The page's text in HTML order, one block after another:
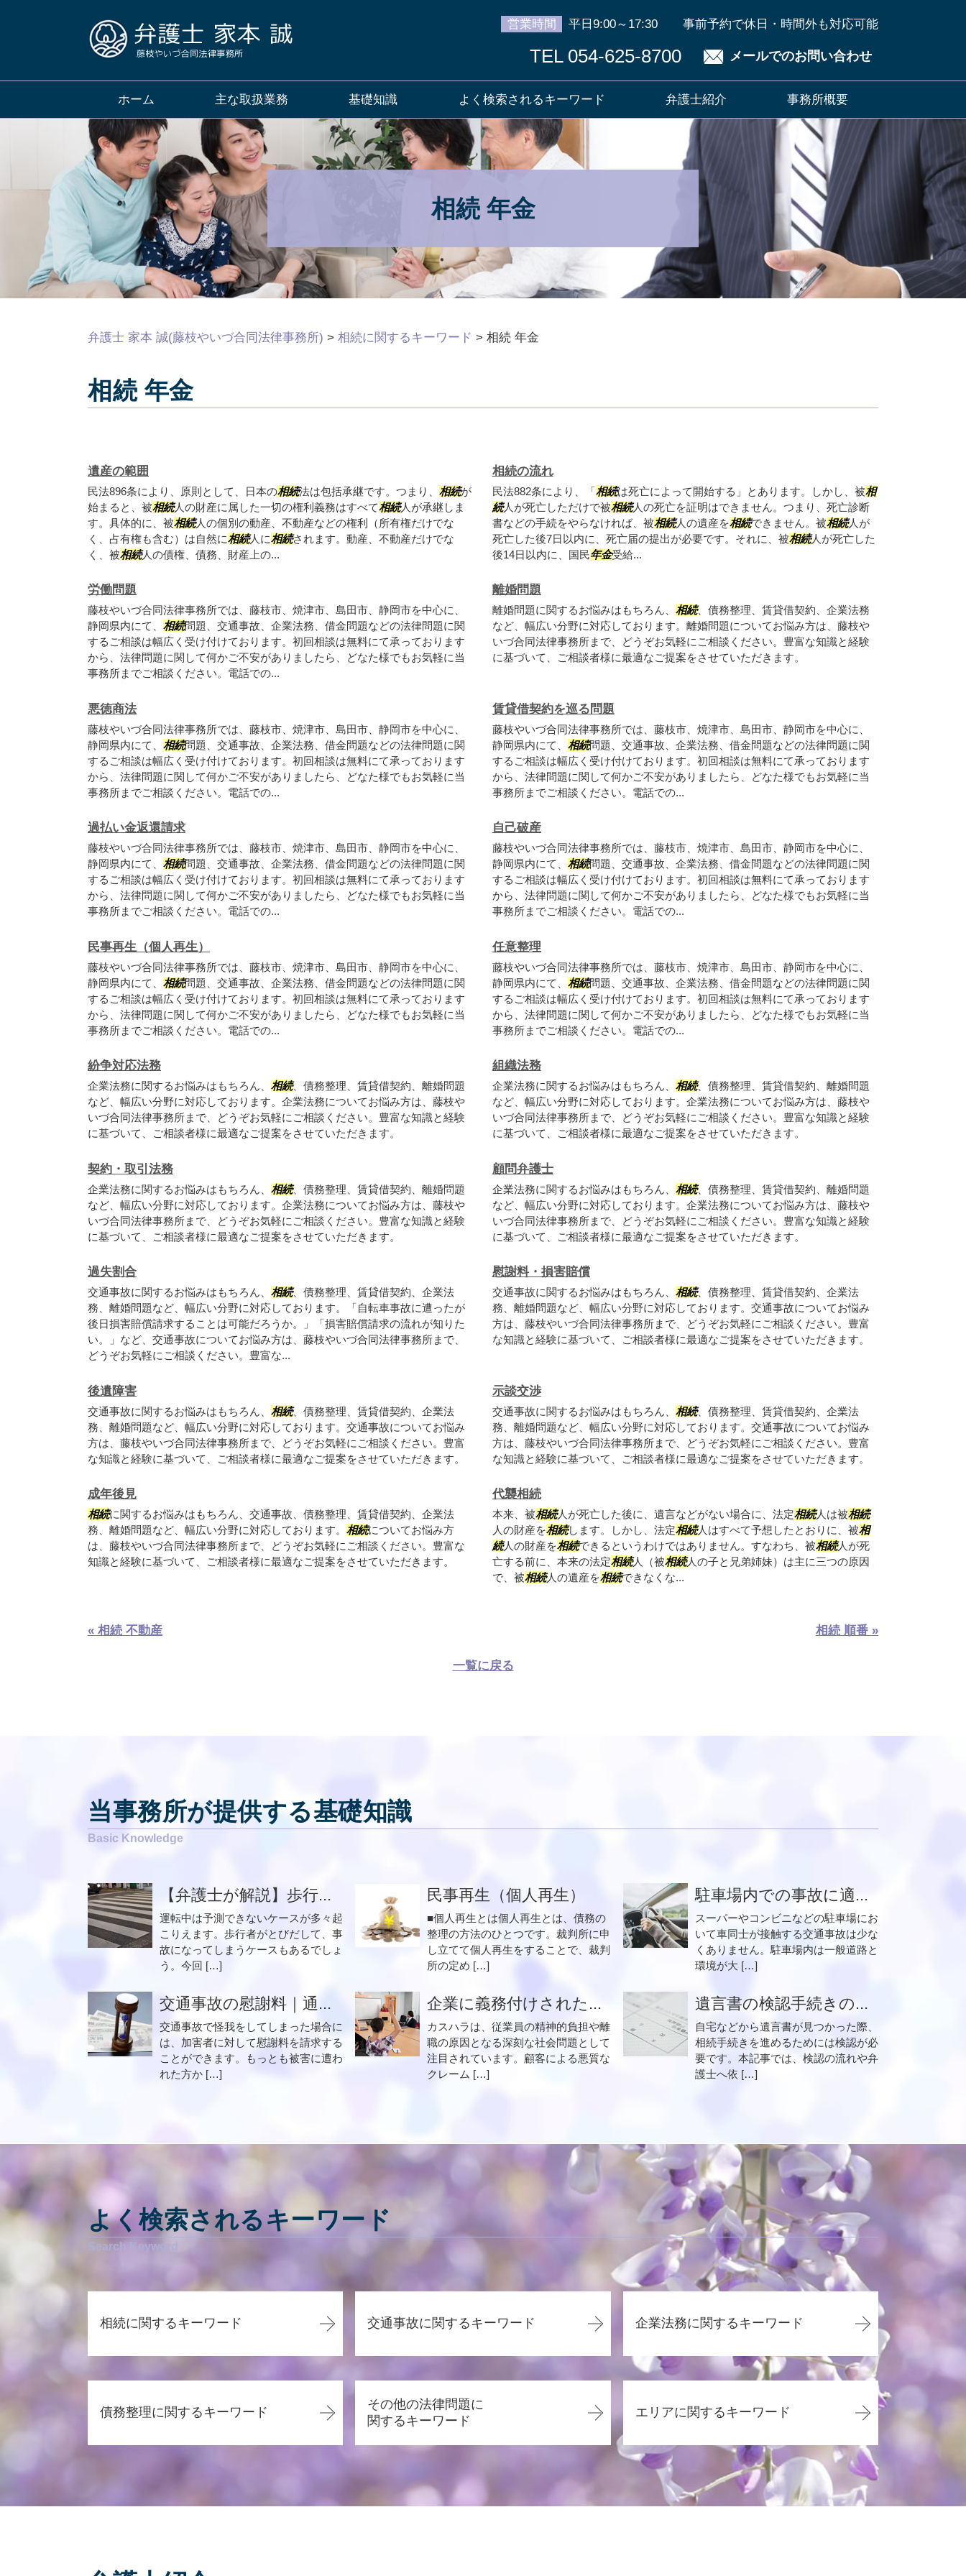
相続 年金
営業時間 平日9:00～17:30 事前予約で休日・時間外も対応可能
TEL 054-625-8700 メールでのお問い合わせ
ホーム 主な取扱業務 基礎知識 よく検索されるキーワード 弁護士紹介 事務所概要
弁護士 家本 誠(藤枝やいづ合同法律事務所) > 相続に関するキーワード > 相続 年金
相続 年金
遺産の範囲
民法896条により、原則として、日本の相続法は包括承継です。つまり、 相続が
始まると、被相続人の財産に属した一切の権利義務はすべて相続人が承継しま
す。具体的に、被相続人の個別の動産、不動産などの権利（所有権だけでな
く、占有権も含む）は自然に相続人に相続されます。動産、不動産だけでな
く、被相続人の債権、債務、財産上の...
相続の流れ
民法882条により、「相続は死亡によって開始する」とあります。しかし、被相
続人が死亡しただけで被相続人の死亡を証明はできません。つまり、死亡診断
書などの手続をやらなければ、被相続人の遺産を相続できません。被相続人が
死亡した後7日以内に、死亡届の提出が必要です。それに、被相続人が死亡した
後14日以内に、国民年金受給...
労働問題
藤枝やいづ合同法律事務所では、藤枝市、焼津市、島田市、静岡市を中心に、
静岡県内にて、 相続問題、交通事故、企業法務、借金問題などの法律問題に関
するご相談は幅広く受け付けております。初回相談は無料にて承っております
から、法律問題に関して何かご不安がありましたら、どなた様でもお気軽に当
事務所までご相談ください。電話での...
離婚問題
離婚問題に関するお悩みはもちろん、 相続、債務整理、賃貸借契約、企業法務
など、幅広い分野に対応しております。離婚問題についてお悩み方は、藤枝や
いづ合同法律事務所まで、どうぞお気軽にご相談ください。豊富な知識と経験
に基づいて、ご相談者様に最適なご提案をさせていただきます。
悪徳商法
藤枝やいづ合同法律事務所では、藤枝市、焼津市、島田市、静岡市を中心に、
静岡県内にて、 相続問題、交通事故、企業法務、借金問題などの法律問題に関
するご相談は幅広く受け付けております。初回相談は無料にて承っております
から、法律問題に関して何かご不安がありましたら、どなた様でもお気軽に当
事務所までご相談ください。電話での...
賃貸借契約を巡る問題
藤枝やいづ合同法律事務所では、藤枝市、焼津市、島田市、静岡市を中心に、
静岡県内にて、 相続問題、交通事故、企業法務、借金問題などの法律問題に関
するご相談は幅広く受け付けております。初回相談は無料にて承っております
から、法律問題に関して何かご不安がありましたら、どなた様でもお気軽に当
事務所までご相談ください。電話での...
過払い金返還請求
藤枝やいづ合同法律事務所では、藤枝市、焼津市、島田市、静岡市を中心に、
静岡県内にて、 相続問題、交通事故、企業法務、借金問題などの法律問題に関
するご相談は幅広く受け付けております。初回相談は無料にて承っております
から、法律問題に関して何かご不安がありましたら、どなた様でもお気軽に当
事務所までご相談ください。電話での...
自己破産
藤枝やいづ合同法律事務所では、藤枝市、焼津市、島田市、静岡市を中心に、
静岡県内にて、 相続問題、交通事故、企業法務、借金問題などの法律問題に関
するご相談は幅広く受け付けております。初回相談は無料にて承っております
から、法律問題に関して何かご不安がありましたら、どなた様でもお気軽に当
事務所までご相談ください。電話での...
民事再生（個人再生）
藤枝やいづ合同法律事務所では、藤枝市、焼津市、島田市、静岡市を中心に、
静岡県内にて、 相続問題、交通事故、企業法務、借金問題などの法律問題に関
するご相談は幅広く受け付けております。初回相談は無料にて承っております
から、法律問題に関して何かご不安がありましたら、どなた様でもお気軽に当
事務所までご相談ください。電話での...
任意整理
藤枝やいづ合同法律事務所では、藤枝市、焼津市、島田市、静岡市を中心に、
静岡県内にて、 相続問題、交通事故、企業法務、借金問題などの法律問題に関
するご相談は幅広く受け付けております。初回相談は無料にて承っております
から、法律問題に関して何かご不安がありましたら、どなた様でもお気軽に当
事務所までご相談ください。電話での...
紛争対応法務
企業法務に関するお悩みはもちろん、 相続、債務整理、賃貸借契約、離婚問題
など、幅広い分野に対応しております。企業法務についてお悩み方は、藤枝や
いづ合同法律事務所まで、どうぞお気軽にご相談ください。豊富な知識と経験
に基づいて、ご相談者様に最適なご提案をさせていただきます。
組織法務
企業法務に関するお悩みはもちろん、 相続、債務整理、賃貸借契約、離婚問題
など、幅広い分野に対応しております。企業法務についてお悩み方は、藤枝や
いづ合同法律事務所まで、どうぞお気軽にご相談ください。豊富な知識と経験
に基づいて、ご相談者様に最適なご提案をさせていただきます。
契約・取引法務
企業法務に関するお悩みはもちろん、 相続、債務整理、賃貸借契約、離婚問題
など、幅広い分野に対応しております。企業法務についてお悩み方は、藤枝や
いづ合同法律事務所まで、どうぞお気軽にご相談ください。豊富な知識と経験
に基づいて、ご相談者様に最適なご提案をさせていただきます。
顧問弁護士
企業法務に関するお悩みはもちろん、 相続、債務整理、賃貸借契約、離婚問題
など、幅広い分野に対応しております。企業法務についてお悩み方は、藤枝や
いづ合同法律事務所まで、どうぞお気軽にご相談ください。豊富な知識と経験
に基づいて、ご相談者様に最適なご提案をさせていただきます。
過失割合
交通事故に関するお悩みはもちろん、 相続、債務整理、賃貸借契約、企業法
務、離婚問題など、幅広い分野に対応しております。「自転車事故に遭ったが
後日損害賠償請求することは可能だろうか。」「損害賠償請求の流れが知りた
い。」など、交通事故についてお悩み方は、藤枝やいづ合同法律事務所まで、
どうぞお気軽にご相談ください。豊富な...
慰謝料・損害賠償
交通事故に関するお悩みはもちろん、 相続、債務整理、賃貸借契約、企業法
務、離婚問題など、幅広い分野に対応しております。交通事故についてお悩み
方は、藤枝やいづ合同法律事務所まで、どうぞお気軽にご相談ください。豊富
な知識と経験に基づいて、ご相談者様に最適なご提案をさせていただきます。
後遺障害
交通事故に関するお悩みはもちろん、 相続、債務整理、賃貸借契約、企業法
務、離婚問題など、幅広い分野に対応しております。交通事故についてお悩み
方は、藤枝やいづ合同法律事務所まで、どうぞお気軽にご相談ください。豊富
な知識と経験に基づいて、ご相談者様に最適なご提案をさせていただきます。
示談交渉
交通事故に関するお悩みはもちろん、 相続、債務整理、賃貸借契約、企業法
務、離婚問題など、幅広い分野に対応しております。交通事故についてお悩み
方は、藤枝やいづ合同法律事務所まで、どうぞお気軽にご相談ください。豊富
な知識と経験に基づいて、ご相談者様に最適なご提案をさせていただきます。
成年後見
相続に関するお悩みはもちろん、交通事故、債務整理、賃貸借契約、企業法
務、離婚問題など、幅広い分野に対応しております。 相続についてお悩み方
は、藤枝やいづ合同法律事務所まで、どうぞお気軽にご相談ください。豊富な
知識と経験に基づいて、ご相談者様に最適なご提案をさせていただきます。
代襲相続
本来、被相続人が死亡した後に、遺言などがない場合に、法定相続人は被相続
人の財産を相続します。しかし、法定相続人はすべて予想したとおりに、被相
続人の財産を相続できるというわけではありません。すなわち、被相続人が死
亡する前に、本来の法定相続人（被相続人の子と兄弟姉妹）は主に三つの原因
で、被相続人の遺産を相続できなくな...
« 相続 不動産 相続 順番 »
一覧に戻る
当事務所が提供する基礎知識
【弁護士が解説】歩行...
運転中は予測できないケースが多々起
こりえます。歩行者がとびだして、事
故になってしまうケースもあるでしょ
う。今回 […]
民事再生（個人再生）
■個人再生とは個人再生とは、債務の
整理の方法のひとつです。裁判所に申
し立てて個人再生をすることで、裁判
所の定め […]
駐車場内での事故に適...
スーパーやコンビニなどの駐車場にお
いて車同士が接触する交通事故は少な
くありません。駐車場内は一般道路と
環境が大 […]
交通事故の慰謝料｜通...
交通事故で怪我をしてしまった場合に
は、加害者に対して慰謝料を請求する
ことができます。もっとも被害に遭わ
れた方か […]
企業に義務付けされた...
カスハラは、従業員の精神的負担や離
職の原因となる深刻な社会問題として
注目されています。顧客による悪質な
クレーム […]
遺言書の検認手続きの...
自宅などから遺言書が見つかった際、
相続手続きを進めるためには検認が必
要です。本記事では、検認の流れや弁
護士へ依 […]
よく検索されるキーワード
相続に関するキーワード
相続 必要書類
相続 注意点
相続 手続き 期限
相続放棄
交通事故に関するキーワード
交通事故 慰謝料 相場
休業損害 とは
交通事故 流れ
交通事故 損害賠償
交通事故 弁護士 デメリット
交通事故 頭を打った
交通事故 示談
企業法務に関するキーワード
企業法務 資格
企業法務 弁護士
企業法務 事務所
顧問弁護士 メリット
企業法務 勉強
企業法務
債務整理に関するキーワード
その他の法律問題に
関するキーワード
離婚 慰謝料 理由
エリアに関するキーワード
交通事故 藤枝市
相続 静岡県
相続 焼津市